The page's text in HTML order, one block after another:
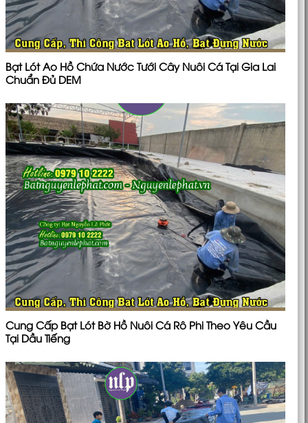
Bạt Lót Ao Hồ Chứa Nước Tưới Cây Nuôi Cá Tại Gia Lai
Chuẩn Đủ DEM
Cung Cấp Bạt Lót Bờ Hồ Nuôi Cá Rô Phi Theo Yêu Cầu
Tại Dầu Tiếng